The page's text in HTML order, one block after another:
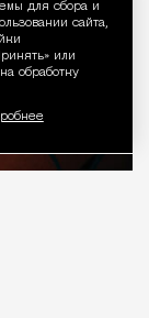
для сбора и
сайта,
или
обработку